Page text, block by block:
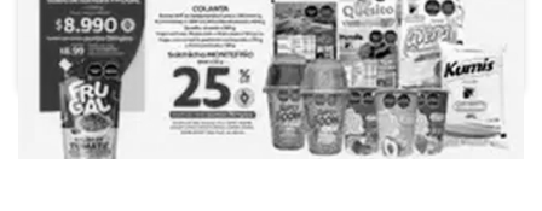
Olímpica Surtimax